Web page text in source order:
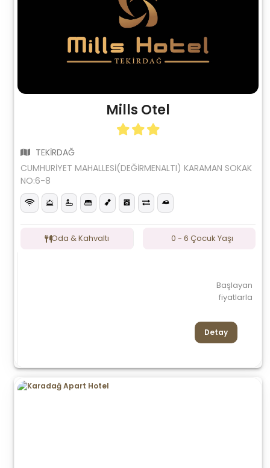
Mills Otel
TEKİRDAĞ
CUMHURİYET MAHALLESİ(DEĞİRMENALTI) KARAMAN SOKAK
NO:6-8
Oda & Kahvaltı 0 - 6 Çocuk Yaşı
Başlayan
fiyatlarla
Detay